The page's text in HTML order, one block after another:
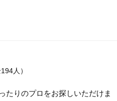
194人）
たりのプロをお探しいただけま